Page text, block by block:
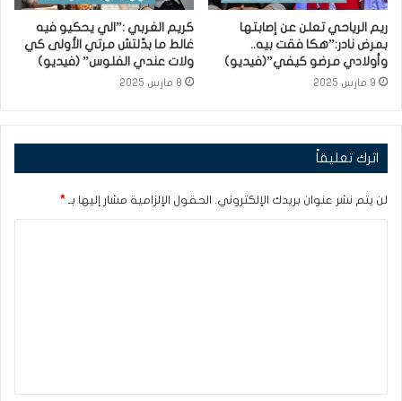
ريم الرياحي تعلن عن إصابتها
بمرض نادر:”هكا فقت بيه..
وأولادي مرضو كيفي”(فيديو)
9 مارس 2025
كريم الغربي :”الي يحكيو فيه
غالط ما بدّلتش مرتي الأولى كي
ولات عندي الفلوس” (فيديو)
8 مارس 2025
اترك تعليقاً
لن يتم نشر عنوان بريدك الإلكتروني. الحقول الإلزامية مشار إليها بـ *
ق